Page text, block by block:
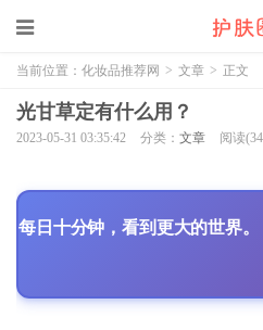
当前位置： 化妆品推荐网 > 文章 > 正文
光甘草定有什么用？
2023-05-31 03:35:42 分类： 文章 阅读
每日十分钟，看到更大的世界。